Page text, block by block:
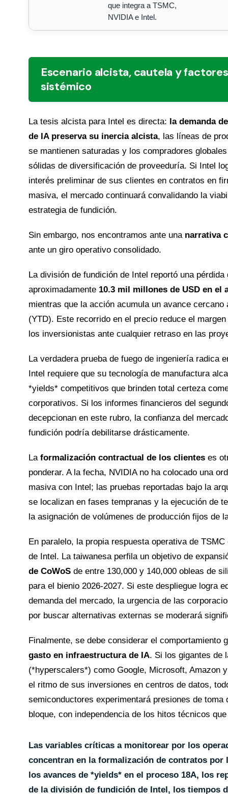
que integra a TSMC,
NVIDIA e Intel.
Escenario alcista, cautela y
sistémico
La tesis alcista para Intel es directa: la demanda
de IA preserva su inercia alcista, las líneas de
se mantienen saturadas y los compradores
sólidas de diversificación de proveeduría. Si Intel
interés preliminar de sus clientes en contratos en
masiva, el mercado continuará convalidando la
estrategia de fundición.
Sin embargo, nos encontramos ante una narrativa
ante un giro operativo consolidado.
La división de fundición de Intel reportó una pérdida
aproximadamente 10.3 mil millones de USD en el
mientras que la acción acumula un avance cercano
(YTD). Este recorrido en el precio reduce el
los inversionistas ante cualquier retraso en las
La verdadera prueba de fuego de ingeniería radica
Intel requiere que su tecnología de manufactura
*yields* competitivos que brinden total certeza
corporativos. Si los informes financieros del
decepcionan en este rubro, la confianza del
fundición podría debilitarse drásticamente.
La formalización contractual de los clienteses
ponderar. A la fecha, NVIDIA no ha colocado una
masiva con Intel; las pruebas reportadas bajo la
se localizan en fases tempranas y la ejecución de
la asignación de volúmenes de producción fijos de
En paralelo, la propia respuesta operativa de
de Intel. La taiwanesa perfila un objetivo de
de CoWoSde entre 130,000 y 140,000 obleas de
para el bienio 2026-2027. Si este despliegue logra
demanda del mercado, la urgencia de las
por buscar alternativas externas se moderará
Finalmente, se debe considerar el comportamiento
gasto en infraestructura de IA. Si los gigantes de
(*hyperscalers*) como Google, Microsoft, Amazon
el ritmo de sus inversiones en centros de datos,
semiconductores experimentará presiones de toma
bloque, con independencia de los hitos técnicos
Las variables críticas a monitorear por los
concentran en la formalización de contratos por
los avances de *yields* en el proceso 18A, los
de la división de fundición de Intel, los tiempos